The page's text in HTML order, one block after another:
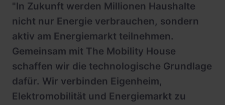
"In Zukunft werden Millionen Haushalte
nicht nur Energie verbrauchen, sondern
aktiv am Energiemarkt teilnehmen.
Gemeinsam mit The Mobility House
schaffen wir die technologische Grundlage
dafür. Wir verbinden Eigenheim,
Elektromobilität und Energiemarkt zu